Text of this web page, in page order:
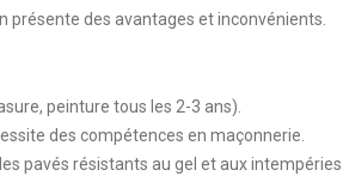
présente des avantages et inconvénients.
peinture tous les 2-3 ans).
des compétences en maçonnerie.
pavés résistants au gel et aux intempéries.